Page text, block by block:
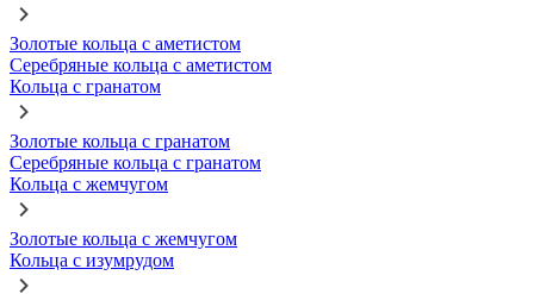
Золотые кольца с аметистом
Серебряные кольца с аметистом
Кольца с гранатом
Золотые кольца с гранатом
Серебряные кольца с гранатом
Кольца с жемчугом
Золотые кольца с жемчугом
Кольца с изумрудом